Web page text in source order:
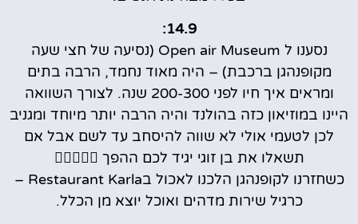
14.9:
נסענו ל Open air Museum (נסיעה של חצי שעה
מקופנהגן ברכבת) – היה מאוד נחמד, הרבה בתים
ומראים איך חיו לפני 200-300 שנה. לצורך השוואה
היינו במוזיאון כזה בהולנד והיה הרבה יותר מיוחד ומגניב
לכן לטעמי אולי לא שווה להיסחב עד לשם אבל אם
תשאלו את בן זוגי יגיד לכם ההפך 🤦🏼‍♀️🤷‍♀️
כשחזרנו לקופנהגן הלכנו לאכול בRestaurant Karla –
כרגיל שירות מדהים ואוכל יוצא מן הכלל.